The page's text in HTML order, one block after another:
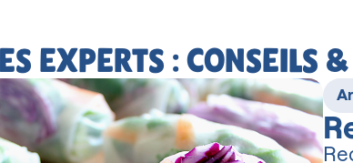
EXPERTS : CONSEILS